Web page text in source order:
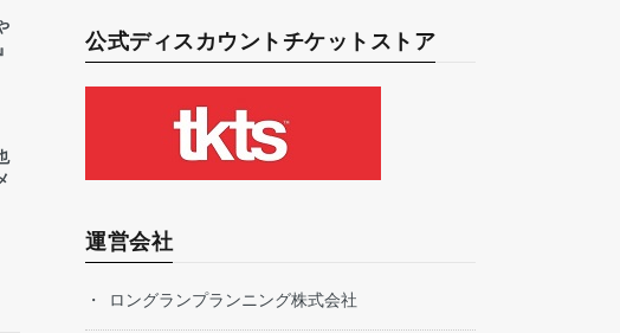
公式ディスカウントチケットストア
運営会社
ロングランプランニング株式会社